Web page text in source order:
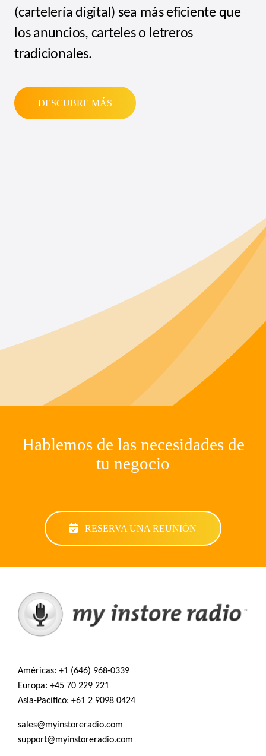
(cartelería digital) sea más eficiente que
los anuncios, carteles o letreros
tradicionales.
DESCUBRE MÁS
Hablemos de las necesidades de
tu negocio
RESERVA UNA REUNIÓN
Américas: +1 (646) 968-0339
Europa: +45 70 229 221
Asia-Pacífico: +61 2 9098 0424
sales@myinstoreradio.com
support@myinstoreradio.com